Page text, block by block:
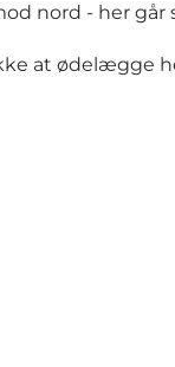
nord - her
at ødelægge